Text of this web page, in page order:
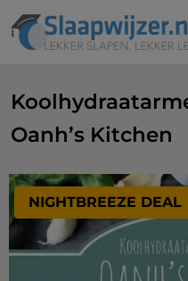
Oanh’s Kitchen
NIGHTBREEZE DEAL